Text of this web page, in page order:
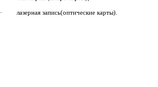
· лазерная запись(оптические карты).